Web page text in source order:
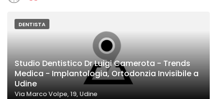
DENTISTA
Studio Dentistico Dr Luigi Camerota - Trends
Medica - Implantologia, Ortodonzia Invisibile a
Udine
Via Marco Volpe, 19, Udine